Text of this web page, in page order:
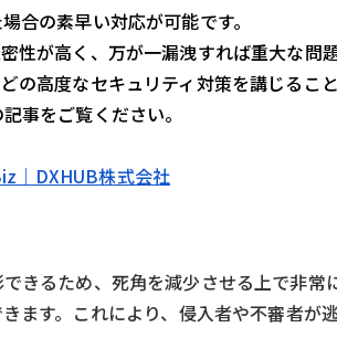
合の素早い対応が可能です。
性が高く、万が一漏洩すれば重大な問
高度なセキュリティ対策を講じること
事をご覧ください。
｜DXHUB株式会社
きるため、死角を減少させる上で非常
ます。これにより、侵入者や不審者が